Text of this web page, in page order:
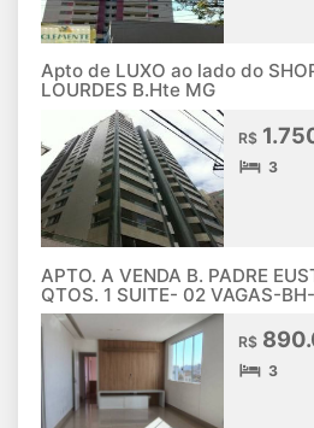
Apto de LUXO ao lado do
LOURDES B.Hte MG
R$
3
APTO. A VENDA B. PADRE
QTOS. 1 SUITE- 02 VAGAS-
R$
3